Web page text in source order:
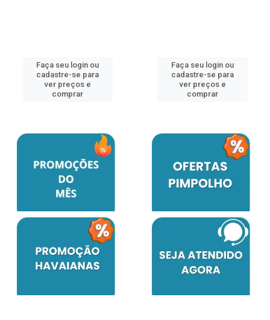
Faça seu login ou
cadastre-se para
ver preços e
comprar
Faça seu login ou
cadastre-se para
ver preços e
comprar